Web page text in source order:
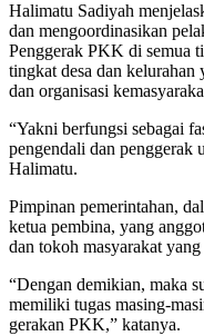
Halimatu Sadiyah
dan mengoordinasikan
Penggerak PKK di semua
tingkat desa dan kelurahan
dan organisasi
“Yakni berfungsi sebagai
pengendali dan penggerak
Halimatu.
Pimpinan pemerintahan,
ketua pembina, yang
dan tokoh masyarakat yang
“Dengan demikian, maka
memiliki tugas masing-
gerakan PKK,” katanya.